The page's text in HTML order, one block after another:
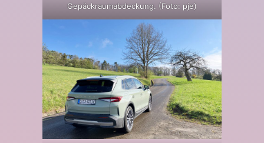
Gepäckraumabdeckung. (Foto: pje)